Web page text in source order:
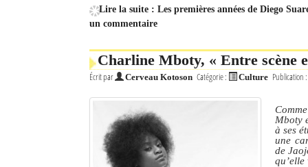
Lire la suite : Les premières années de Diego
un commentaire
Charline Mboty, « Entre scène
Écrit par Cerveau Kotoson Catégorie : Culture Publication :
Mboty
à ses
une
de
qu’elle